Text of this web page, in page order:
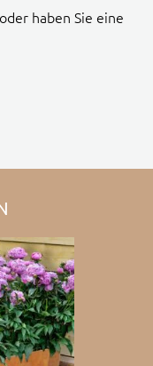
haben Sie eine